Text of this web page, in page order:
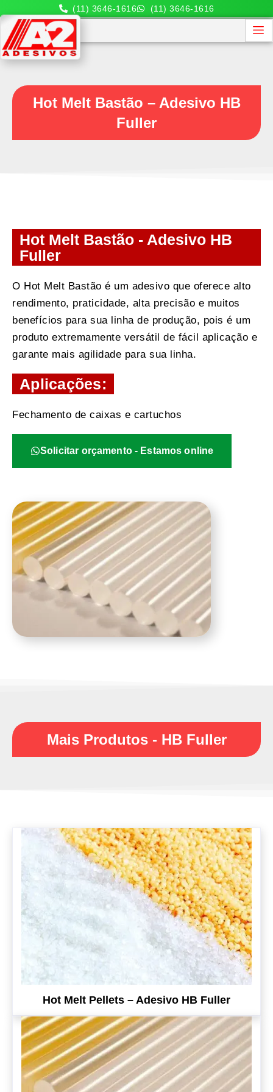
(11) 3646-1616 (11) 3646-1616
Hot Melt Bastão – Adesivo HB
Fuller
Hot Melt Bastão - Adesivo HB
Fuller
O Hot Melt Bastão é um adesivo que oferece alto
rendimento, praticidade, alta precisão e muitos
benefícios para sua linha de produção, pois é um
produto extremamente versátil de fácil aplicação e
garante mais agilidade para sua linha.
Aplicações:
Fechamento de caixas e cartuchos
Solicitar orçamento - Estamos online
Mais Produtos - HB Fuller
Hot Melt Pellets – Adesivo HB Fuller